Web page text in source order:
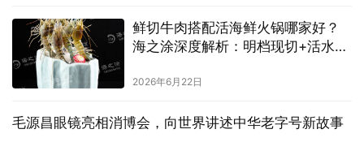
鲜切牛肉搭配活海鲜火锅哪家好？
海之涂深度解析：明档现切+活水暂
2026年6月22日
毛源昌眼镜亮相消博会，向世界讲述中华老字号新故事